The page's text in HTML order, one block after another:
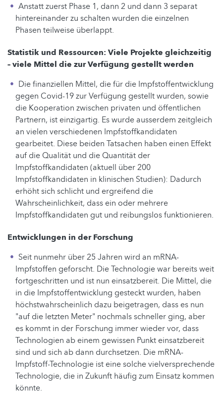
Anstatt zuerst Phase 1, dann 2 und dann 3 separat
hintereinander zu schalten wurden die einzelnen
Phasen teilweise überlappt.
Statistik und Ressourcen: Viele Projekte gleichzeitig
– viele Mittel die zur Verfügung gestellt werden
Die finanziellen Mittel, die für die Impfstoffentwicklung
gegen Covid-19 zur Verfügung gestellt wurden, sowie
die Kooperation zwischen privaten und öffentlichen
Partnern, ist einzigartig. Es wurde ausserdem zeitgleich
an vielen verschiedenen Impfstoffkandidaten
gearbeitet. Diese beiden Tatsachen haben einen Effekt
auf die Qualität und die Quantität der
Impfstoffkandidaten (aktuell über 200
Impfstoffkandidaten in klinischen Studien): Dadurch
erhöht sich schlicht und ergreifend die
Wahrscheinlichkeit, dass ein oder mehrere
Impfstoffkandidaten gut und reibungslos funktionieren.
Entwicklungen in der Forschung
Seit nunmehr über 25 Jahren wird an mRNA-
Impfstoffen geforscht. Die Technologie war bereits weit
fortgeschritten und ist nun einsatzbereit. Die Mittel, die
in die Impfstoffentwicklung gesteckt wurden, haben
höchstwahrscheinlich dazu beigetragen, dass es nun
"auf die letzten Meter" nochmals schneller ging, aber
es kommt in der Forschung immer wieder vor, dass
Technologien ab einem gewissen Punkt einsatzbereit
sind und sich ab dann durchsetzen. Die mRNA-
Impfstoff-Technologie ist eine solche vielversprechende
Technologie, die in Zukunft häufig zum Einsatz kommen
könnte.